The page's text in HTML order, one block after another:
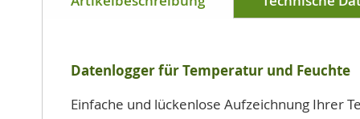
Datenlogger für Temperatur und Feuchte
Einfache und lückenlose Aufzeichnung Ihrer